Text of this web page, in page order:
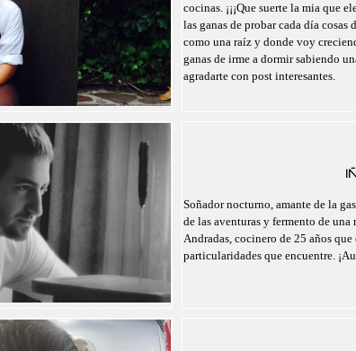
cocinas. ¡¡¡Que suerte la mia que
las ganas de probar cada día
como una raíz y donde voy
ganas de irme a dormir sabiendo
agradarte con post interesantes.
Soñador nocturno, amante de la
de las aventuras y fermento de
Andradas, cocinero de 25 años
particularidades que encuentre.